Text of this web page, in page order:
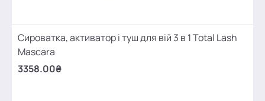
Сироватка, активатор і туш для вій 3 в 1 Total Lash
Mascara
3358.00₴